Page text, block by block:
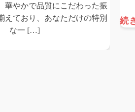
華やかで品質にこだわった振
えており、あなただけの特別
な一 […]
続